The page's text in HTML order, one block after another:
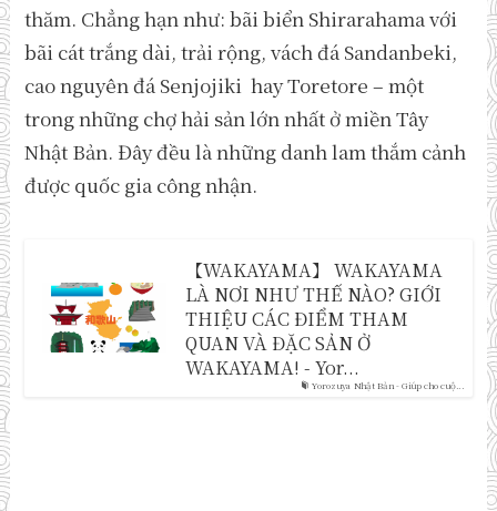
thăm. Chẳng hạn như: bãi biển Shirarahama với
bãi cát trắng dài, trải rộng, vách đá Sandanbeki,
cao nguyên đá Senjojiki hay Toretore – một
trong những chợ hải sản lớn nhất ở miền Tây
Nhật Bản. Đây đều là những danh lam thắm cảnh
được quốc gia công nhận.
Yorozuya Nhật Bản - Giúp cho cuộ...
【WAKAYAMA】 WAKAYAMA
LÀ NƠI NHƯ THẾ NÀO? GIỚI
THIỆU CÁC ĐIỂM THAM
QUAN VÀ ĐẶC SẢN Ở
WAKAYAMA! - Yor...